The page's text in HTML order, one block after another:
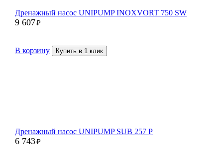
Дренажный насос UNIPUMP INOXVORT 750 SW
9 607₽
В корзину Купить в 1 клик
Дренажный насос UNIPUMP SUB 257 P
6 743₽